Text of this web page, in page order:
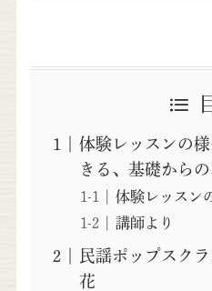
体験レッスンの
きる、基礎から
体験レッスン
講師より
民謡ポップスク
花